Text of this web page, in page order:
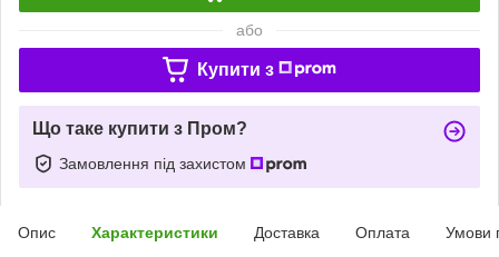
або
Купити з
Що таке купити з Пром?
Замовлення під захистом
Опис Характеристики Доставка Оплата Умови